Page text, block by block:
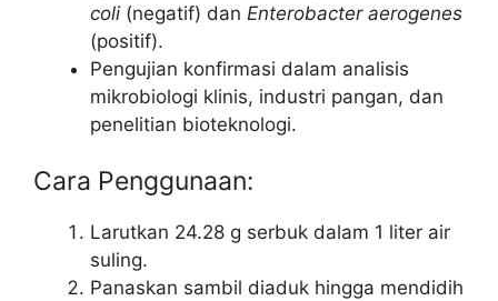
coli (negatif) dan Enterobacter aerogenes
(positif).
Pengujian konfirmasi dalam analisis
mikrobiologi klinis, industri pangan, dan
penelitian bioteknologi.
Cara Penggunaan:
Larutkan 24.28 g serbuk dalam 1 liter air
suling.
Panaskan sambil diaduk hingga mendidih